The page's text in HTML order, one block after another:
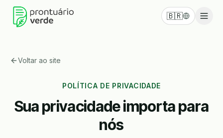
🇧🇷
Voltar ao site
POLÍTICA DE PRIVACIDADE
Sua privacidade importa para
nós